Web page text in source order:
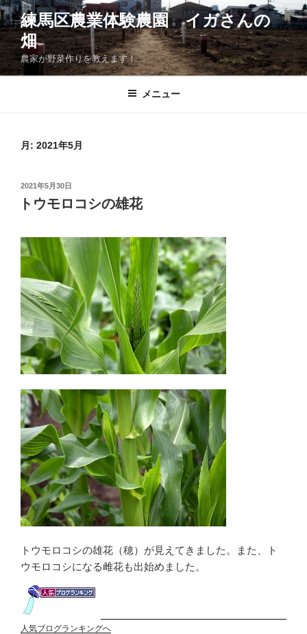
コ
ン
テ
ン
ツ
練馬区農業体験農園 イガさんの
畑
農家が野菜作りを教えます！
メニュー
月: 2021年5月
投
稿
日:
2021年5月30日
トウモロコシの雄花
トウモロコシの雄花（穂）が見えてきました。また、ト
ウモロコシになる雌花も出始めました。
人気ブログランキングへ